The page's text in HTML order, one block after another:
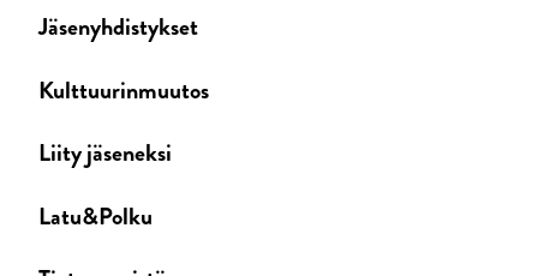
Jäsenyhdistykset
Kulttuurinmuutos
Liity jäseneksi
Latu&Polku